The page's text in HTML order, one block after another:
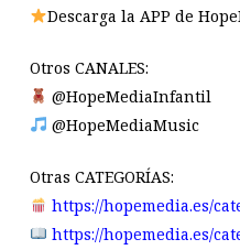
Descarga la APP de
Otros CANALES:
@HopeMediaInfantil
@HopeMediaMusic
Otras CATEGORÍAS:
https://hopemedia.es/
https://hopemedia.es/